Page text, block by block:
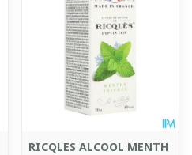
RICQLES ALCOOL MENTH